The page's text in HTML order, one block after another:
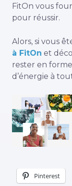
FitOn vous
pour réussir.
Alors, si vous
à FitOn et
rester en
d’énergie à
Pinterest